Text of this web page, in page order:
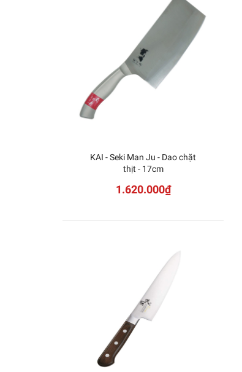
KAI - Seki Man Ju - Dao chặt
thịt - 17cm
1.620.000₫